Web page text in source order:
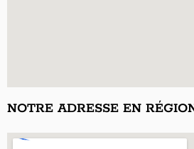
NOTRE ADRESSE EN